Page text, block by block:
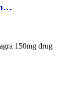
150mg drug